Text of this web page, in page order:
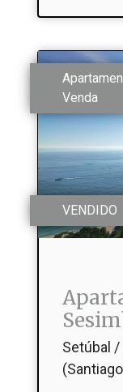
Venda
VENDIDO
Setúbal